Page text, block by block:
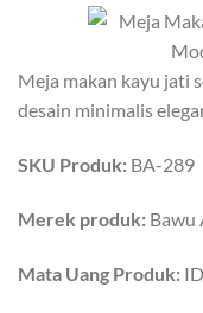
Meja makan kayu jati
desain minimalis
SKU Produk: BA-289
Merek produk: Bawu
Mata Uang Produk: